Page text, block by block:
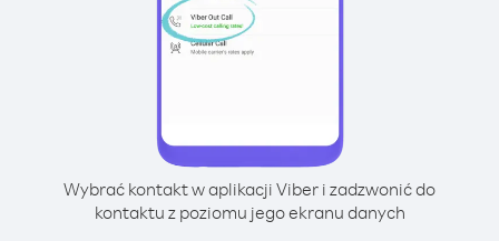
Wybrać kontakt w aplikacji Viber i zadzwonić do
kontaktu z poziomu jego ekranu danych